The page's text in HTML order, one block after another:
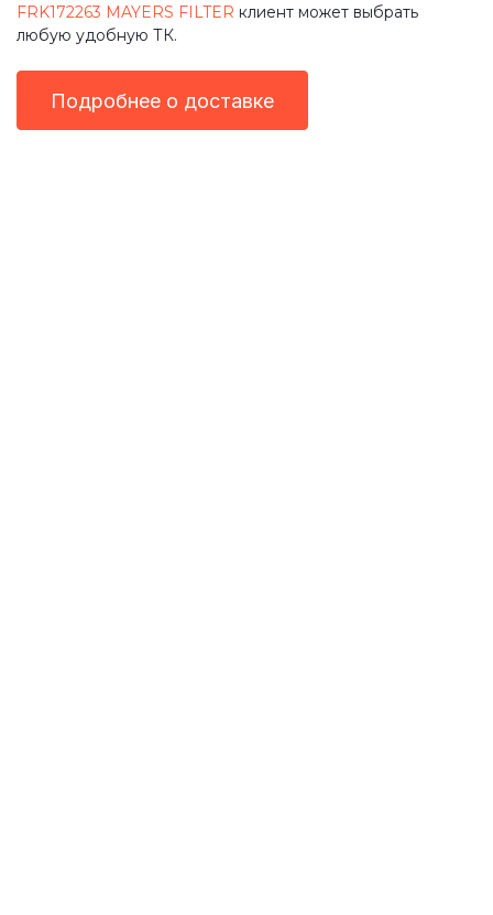
FRK172263 MAYERS FILTER клиент может выбрать
любую удобную ТК.
Подробнее о доставке